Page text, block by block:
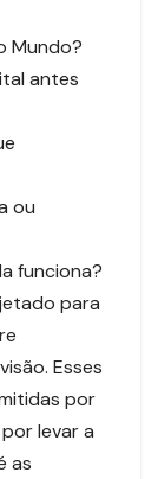
Mundo?
antes
ou
funciona?
para
Esses
por
levar a
as